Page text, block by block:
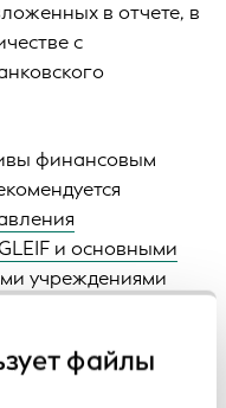
файлы
в отчете, в
с
финансовым
и основными
учреждениями
кода LEI в